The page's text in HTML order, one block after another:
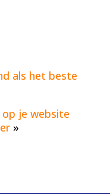
als het beste
je website
»